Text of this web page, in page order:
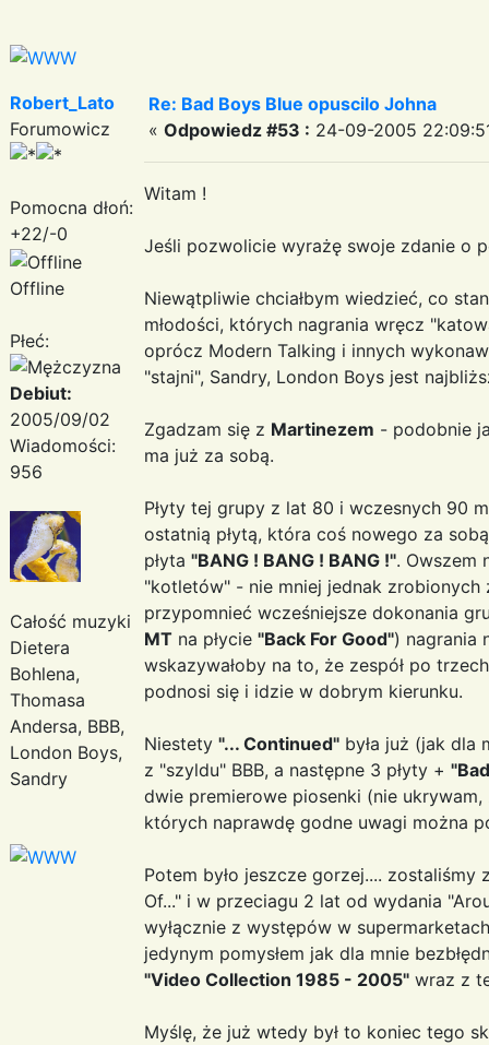
Robert_Lato
Forumowicz
Pomocna dłoń:
+22/-0
Offline
Płeć:
Debiut:
2005/09/02
Wiadomości:
956
Całość muzyki
Dietera
Bohlena,
Thomasa
Andersa, BBB,
London Boys,
Sandry
Re: Bad Boys Blue opuscilo Johna
« Odpowiedz #53 : 24-09-2005
Witam !
Jeśli pozwolicie wyrażę swoje zdanie o
Niewątpliwie chciałbym wiedzieć, co
młodości, których nagrania wręcz
oprócz Modern Talking i innych
"stajni", Sandry, London Boys jest
Zgadzam się z Martinezem - podobnie
ma już za sobą.
Płyty tej grupy z lat 80 i wczesnych 90
ostatnią płytą, która coś nowego za sobą
płyta "BANG ! BANG ! BANG !". Owszem
"kotletów" - nie mniej jednak zrobionych
przypomnieć wcześniejsze dokonania
MT na płycie "Back For Good") nagrania
wskazywałoby na to, że zespół po
podnosi się i idzie w dobrym kierunku.
Niestety "... Continued" była już (jak dla
z "szyldu" BBB, a następne 3 płyty +
dwie premierowe piosenki (nie
których naprawdę godne uwagi można
Potem było jeszcze gorzej.... zostaliśmy
Of..." i w przeciagu 2 lat od wydania
wyłącznie z występów w
jedynym pomysłem jak dla mnie
"Video Collection 1985 - 2005" wraz z
Myślę, że już wtedy był to koniec tego